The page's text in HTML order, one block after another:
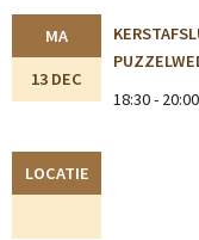
MA
13 DEC
18:30 - 20:00
LOCATIE